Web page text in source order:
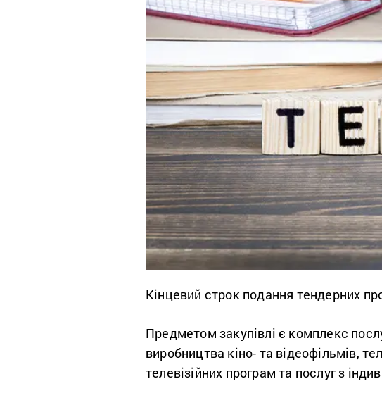
Кінцевий строк подання тендерних
Предметом закупівлі є комплекс
виробництва кіно- та відеофільмів,
телевізійних програм та послуг з